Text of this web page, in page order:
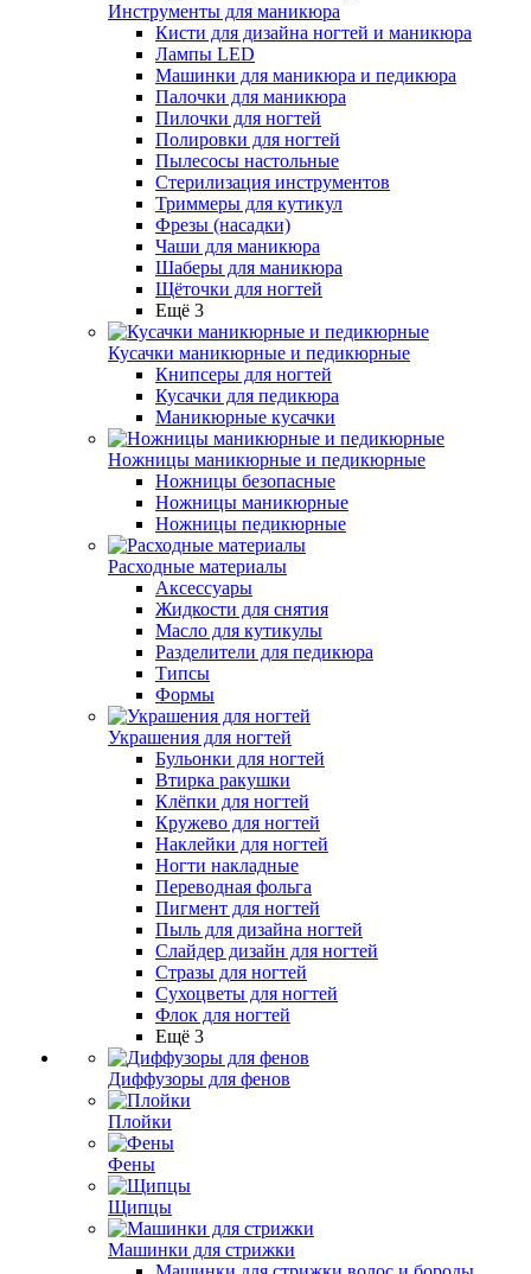
Инструменты для маникюра
Кисти для дизайна ногтей и маникюра
Лампы LED
Машинки для маникюра и педикюра
Палочки для маникюра
Пилочки для ногтей
Полировки для ногтей
Пылесосы настольные
Стерилизация инструментов
Триммеры для кутикул
Фрезы (насадки)
Чаши для маникюра
Шаберы для маникюра
Щёточки для ногтей
Ещё 3
Кусачки маникюрные и педикюрные
Книпсеры для ногтей
Кусачки для педикюра
Маникюрные кусачки
Ножницы маникюрные и педикюрные
Ножницы безопасные
Ножницы маникюрные
Ножницы педикюрные
Расходные материалы
Аксессуары
Жидкости для снятия
Масло для кутикулы
Разделители для педикюра
Типсы
Формы
Украшения для ногтей
Бульонки для ногтей
Втирка ракушки
Клёпки для ногтей
Кружево для ногтей
Наклейки для ногтей
Ногти накладные
Переводная фольга
Пигмент для ногтей
Пыль для дизайна ногтей
Слайдер дизайн для ногтей
Стразы для ногтей
Сухоцветы для ногтей
Флок для ногтей
Ещё 3
Диффузоры для фенов
Плойки
Фены
Щипцы
Машинки для стрижки